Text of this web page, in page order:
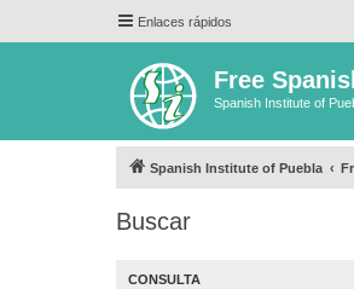
Enlaces rápidos
Free
Spanish Institute of
Spanish Institute of Puebla
Buscar
CONSULTA